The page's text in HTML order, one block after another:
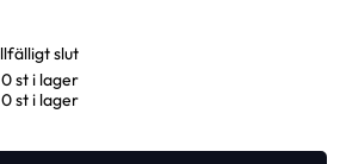
0 st i lager
0 st i lager